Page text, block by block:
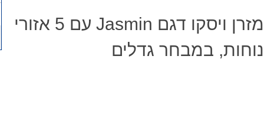
מזרן ויסקו דגם Jasmin עם 5 אזורי
נוחות, במבחר גדלים